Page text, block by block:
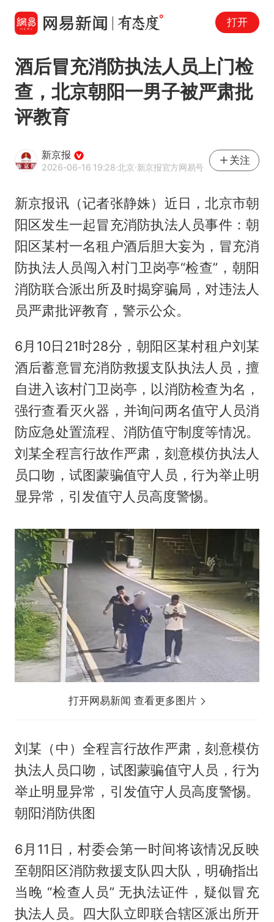
打开
酒后冒充消防执法人员上门检
查，北京朝阳一男子被严肃批
评教育
新京报
2026-06-16 19:28·北京·新京报官方网易号
关注
新京报讯（记者张静姝）近日，北京市朝
阳区发生一起冒充消防执法人员事件：朝
阳区某村一名租户酒后胆大妄为，冒充消
防执法人员闯入村门卫岗亭“检查”，朝阳
消防联合派出所及时揭穿骗局，对违法人
员严肃批评教育，警示公众。
6月10日21时28分，朝阳区某村租户刘某
酒后蓄意冒充消防救援支队执法人员，擅
自进入该村门卫岗亭，以消防检查为名，
强行查看灭火器，并询问两名值守人员消
防应急处置流程、消防值守制度等情况。
刘某全程言行故作严肃，刻意模仿执法人
员口吻，试图蒙骗值守人员，行为举止明
显异常，引发值守人员高度警惕。
打开网易新闻 查看更多图片
刘某（中）全程言行故作严肃，刻意模仿
执法人员口吻，试图蒙骗值守人员，行为
举止明显异常，引发值守人员高度警惕。
朝阳消防供图
6月11日，村委会第一时间将该情况反映
至朝阳区消防救援支队四大队，明确指出
当晚 “检查人员” 无执法证件，疑似冒充
执法人员。四大队立即联合辖区派出所开